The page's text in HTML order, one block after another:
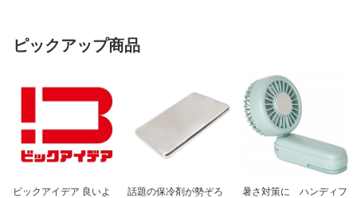
ピックアップ商品
ビックアイデア 良いよ
話題の保冷剤が勢ぞろ
暑さ対策に ハンディフ